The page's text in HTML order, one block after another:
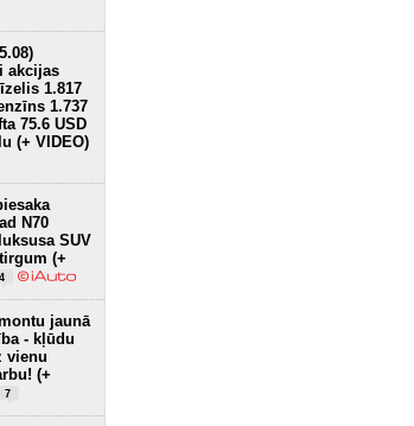
akcijas
1.817
1.737
75.6 USD
(+ VIDEO)
N70
SUV
(+
4
jaunā
- kļūdu
vienu
(+
7